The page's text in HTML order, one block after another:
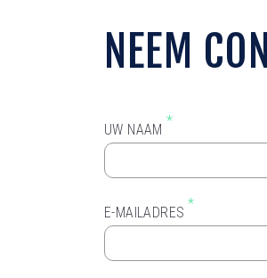
NEEM
UW NAAM
*
E-MAILADRES
*